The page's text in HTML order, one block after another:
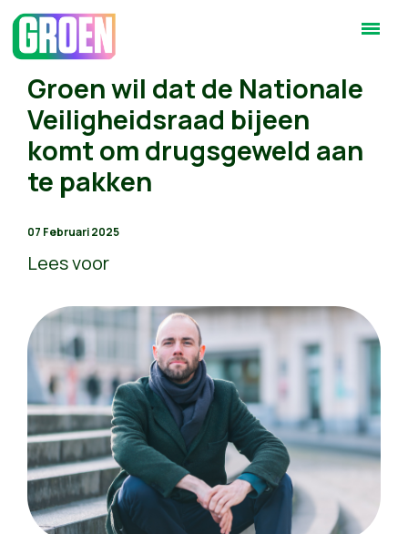
Groen wil dat de Nationale
Veiligheidsraad bijeen
komt om drugsgeweld aan
te pakken
07 Februari 2025
Lees voor